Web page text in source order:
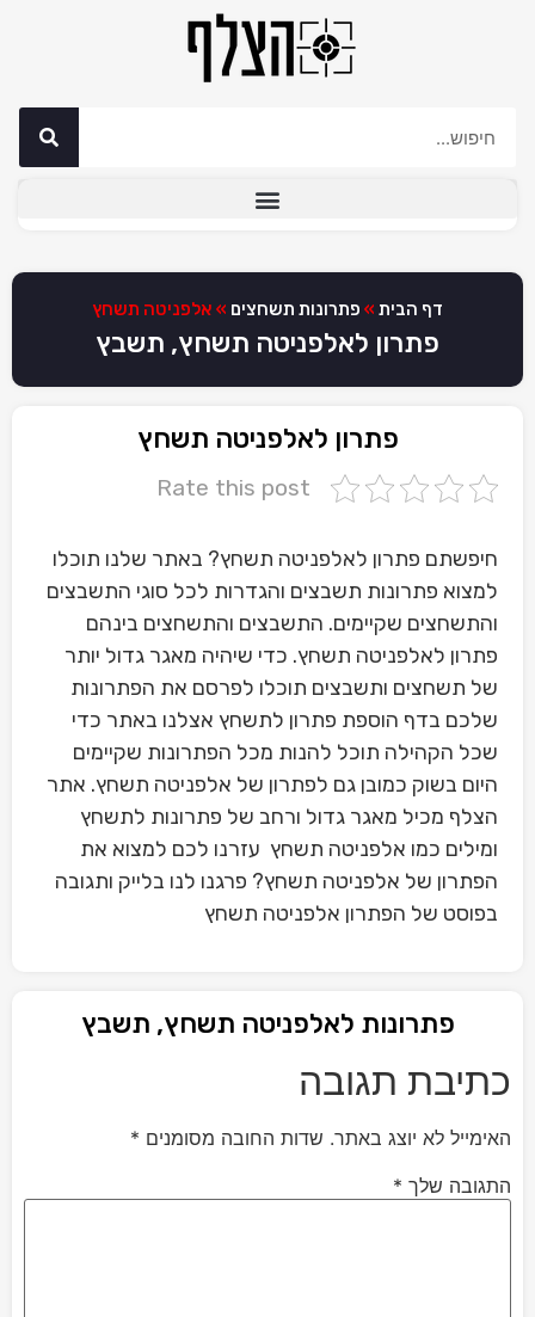
דף הבית » פתרונות תשחצים » אלפניטה תשחץ
פתרון לאלפניטה תשחץ, תשבץ
פתרון לאלפניטה תשחץ
Rate this post
חיפשתם פתרון לאלפניטה תשחץ? באתר שלנו תוכלו
למצוא פתרונות תשבצים והגדרות לכל סוגי התשבצים
והתשחצים שקיימים. התשבצים והתשחצים בינהם
פתרון לאלפניטה תשחץ. כדי שיהיה מאגר גדול יותר
של תשחצים ותשבצים תוכלו לפרסם את הפתרונות
שלכם בדף הוספת פתרון לתשחץ אצלנו באתר כדי
שכל הקהילה תוכל להנות מכל הפתרונות שקיימים
היום בשוק כמובן גם לפתרון של אלפניטה תשחץ. אתר
הצלף מכיל מאגר גדול ורחב של פתרונות לתשחץ
ומילים כמו אלפניטה תשחץ עזרנו לכם למצוא את
הפתרון של אלפניטה תשחץ? פרגנו לנו בלייק ותגובה
בפוסט של הפתרון אלפניטה תשחץ
פתרונות לאלפניטה תשחץ, תשבץ
כתיבת תגובה
האימייל לא יוצג באתר. שדות החובה מסומנים *
התגובה שלך *